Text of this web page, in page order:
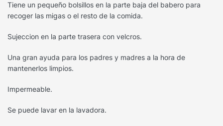
Tiene un pequeño bolsillos en la parte baja del babero para
recoger las migas o el resto de la comida.
Sujeccion en la parte trasera con velcros.
Una gran ayuda para los padres y madres a la hora de
mantenerlos limpios.
Impermeable.
Se puede lavar en la lavadora.